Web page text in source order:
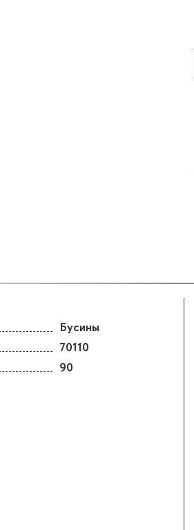
Бусины
70110
90